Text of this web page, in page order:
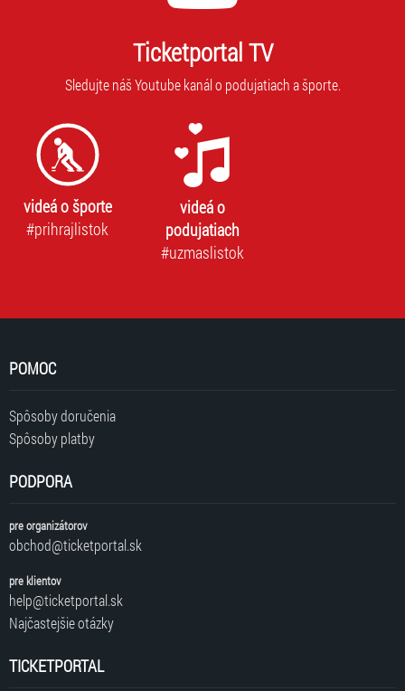
Ticketportal TV
Sledujte náš Youtube kanál o podujatiach a športe.
videá o športe
#prihrajlistok
videá o
podujatiach
#uzmaslistok
POMOC
Spôsoby doručenia
Spôsoby platby
PODPORA
pre organizátorov
obchod@ticketportal.sk
pre klientov
help@ticketportal.sk
Najčastejšie otázky
TICKETPORTAL